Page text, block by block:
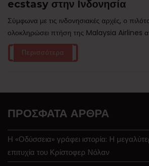
ecstasy στην Ινδονησία
Σύμφωνα με τις ινδονησιακές αρχές, ο
ολοκληρώσει πτήση της Malaysia Airlines
Περισσότερα
ΠΡΌΣΦΑΤΑ ΆΡΘΡΑ
Η «Οδύσσεια» γράφει ιστορία: Η
επιτυχία του Κρίστοφερ Νόλαν